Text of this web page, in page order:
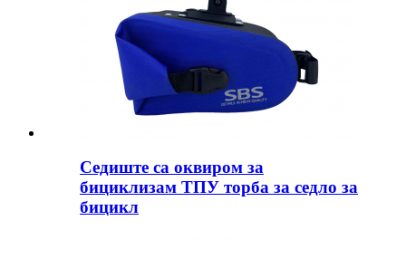
Седиште са оквиром за
бициклизам ТПУ торба за седло за
бицикл